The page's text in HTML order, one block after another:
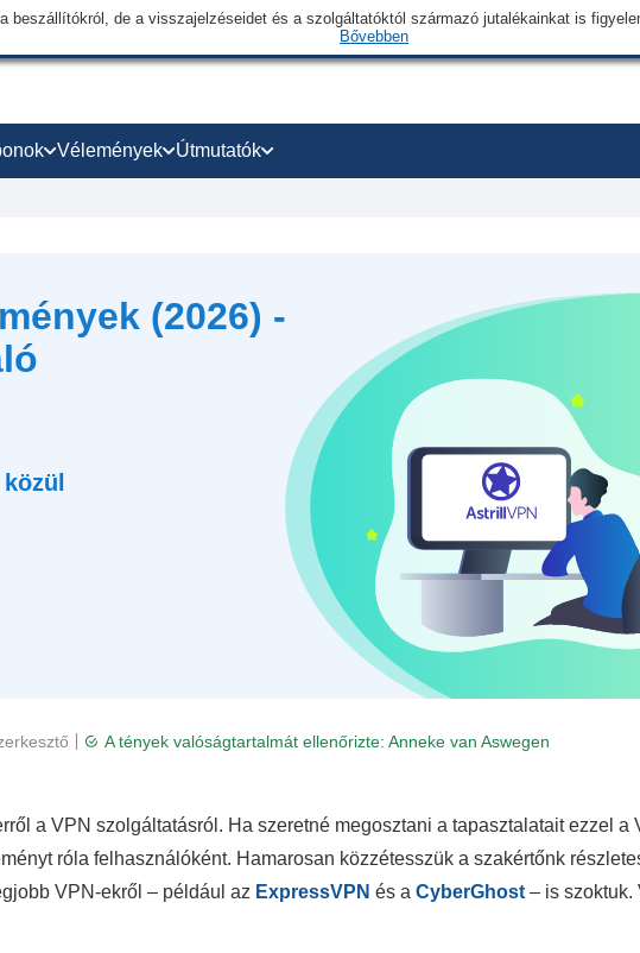
beszállítókról, de a visszajelzéseidet és a szolgáltatóktól származó jutalékainkat is
Bővebben
Vélemények Útmutatók
(2026) -
A tények valóságtartalmát ellenőrizte: Anneke van Aswegen
a VPN szolgáltatásról. Ha szeretné megosztani a tapasztalatait ezzel a
róla felhasználóként. Hamarosan közzétesszük a szakértőnk
VPN-ekről – például az ExpressVPN és a CyberGhost – is szoktuk.